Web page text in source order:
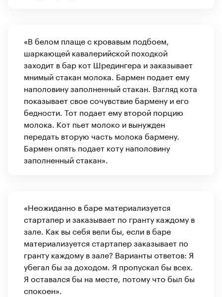
«В белом плаще с кровавым подбоем,
шаркающей кавалерийской походкой
заходит в бар кот Шредингера и заказывает
мнимый стакан молока. Бармен подает ему
наполовину заполненный стакан. Взгляд кота
показывает свое сочувствие бармену и его
бедности. Тот подает ему второй порцию
молока. Кот пьет молоко и вынужден
передать вторую часть молока бармену.
Бармен опять подает коту наполовину
заполненный стакан».
«Неожиданно в баре материализуется
стартапер и заказывает по гранту каждому в
зале. Как вы себя вели бы, если в баре
материализуется стартапер заказывает по
гранту каждому в зале? Варианты ответов: Я
убегал бы за доходом. Я пропускал бы всех.
Я оставался бы на месте, потому что был бы
спокоен».